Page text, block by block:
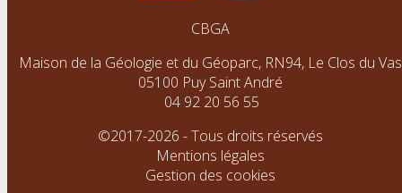
CBGA
Maison de la Géologie et du Géoparc, RN94, Le Clos du Vas
05100 Puy Saint André
04 92 20 56 55
©2017-2026 - Tous droits réservés
Mentions légales
Gestion des cookies